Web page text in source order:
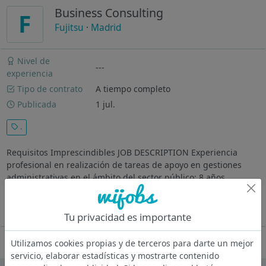
F Business Consulting
Fujitsu · Madrid
Nivel de
experiencia
---
Tipo de contrato
A tiempo completo
Publicada
1 jul.
.
Requisitos Imprescindibles JOB DESCRIPTION Experiencia
profesional en realización de tareas de apoyo en gestiones
administrativas en el ámbito del sector público: 8 años
Requisitos Valorables Esperiencia demostrable en
administración pública en apoyo...
Oferta desactivada
Tu privacidad es importante
Utilizamos cookies propias y de terceros para darte un mejor
servicio, elaborar estadísticas y mostrarte contenido